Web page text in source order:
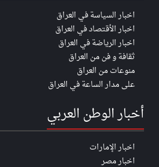
اخبار السياسة في العراق
اخبار الأقتصاد في العراق
اخبار الرياضة في العراق
ثقافة و فن من العراق
منوعات من العراق
على مدار الساعة في العراق
أخبار الوطن العربي
اخبار الإمارات
اخبار مصر